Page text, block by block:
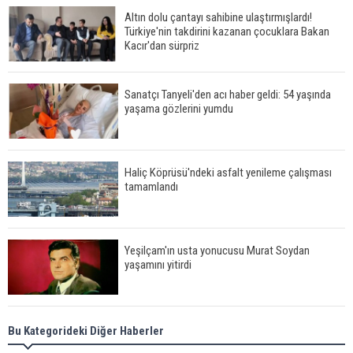
Altın dolu çantayı sahibine ulaştırmışlardı!
Türkiye'nin takdirini kazanan çocuklara Bakan
Kacır'dan sürpriz
Sanatçı Tanyeli'den acı haber geldi: 54 yaşında
yaşama gözlerini yumdu
Haliç Köprüsü'ndeki asfalt yenileme çalışması
tamamlandı
Yeşilçam'ın usta yonucusu Murat Soydan
yaşamını yitirdi
Meral Akşener ile Müsavat Dervişoğlu cenazede
görüntülendi
Bu Kategorideki Diğer Haberler